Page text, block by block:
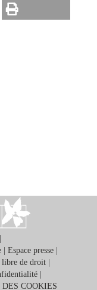
| Espace presse|
libre de droit|
COOKIES